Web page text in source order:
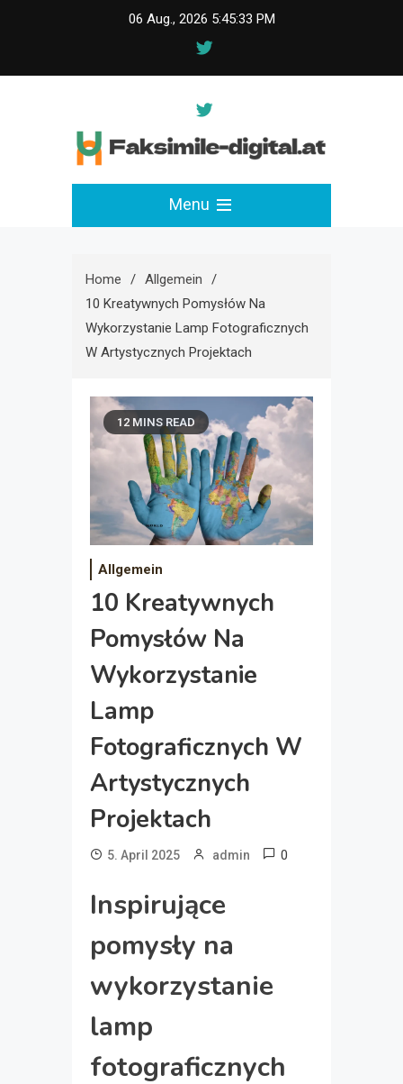
06 Aug., 2026 5:45:34 PM
faksimile-digital.at
Menu
Home
Allgemein
10 Kreatywnych Pomysłów Na
Wykorzystanie Lamp Fotograficznych
W Artystycznych Projektach
12 MINS READ
Allgemein
10 Kreatywnych
Pomysłów Na
Wykorzystanie
Lamp
Fotograficznych W
Artystycznych
Projektach
5. April 2025 admin 0
Inspirujące
pomysły na
wykorzystanie
lamp
fotograficznych